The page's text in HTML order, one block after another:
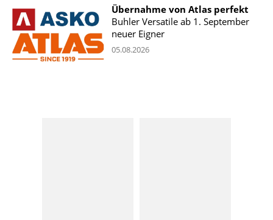
Übernahme von Atlas perfekt
Buhler Versatile ab 1. September
neuer Eigner
05.08.2026